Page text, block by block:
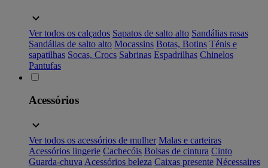
Ver todos os calçados Sapatos de salto alto Sandálias rasas
Sandálias de salto alto Mocassins Botas, Botins Ténis e
sapatilhas Socas, Crocs Sabrinas Espadrilhas Chinelos
Pantufas
Acessórios
Ver todos os acessórios de mulher Malas e carteiras
Acessórios lingerie Cachecóis Bolsas de cintura Cinto
Guarda-chuva Acessórios beleza Caixas presente Nécessaires